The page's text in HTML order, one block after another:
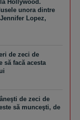
Hollywood.
unora dintre
Lopez,
de zeci de
să facă acesta
de zeci de
să munceşti, de